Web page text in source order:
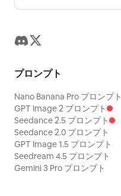
プロンプト
Nano Banana Pro プロンプト
GPT Image 2 プロンプト
Seedance 2.5 プロンプト
Seedance 2.0 プロンプト
GPT Image 1.5 プロンプト
Seedream 4.5 プロンプト
Gemini 3 Pro プロンプト